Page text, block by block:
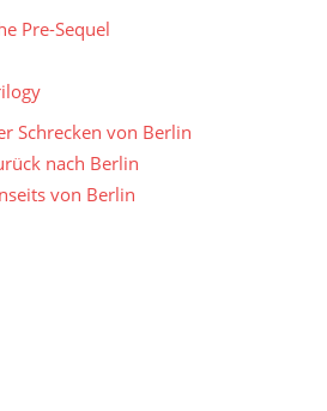
Pre-Sequel
Schrecken von Berlin
nach Berlin
von Berlin